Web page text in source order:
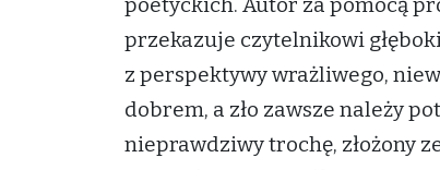
przekazuje czytelnikowi
z perspektywy wrażliwego,
dobrem, a zło zawsze należy
nieprawdziwy trochę, złożony